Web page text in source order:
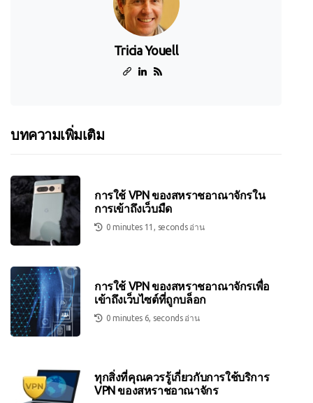
Tricia Youell
บทความเพิ่มเติม
การใช้ VPN ของสหราชอาณาจักรใน
การเข้าถึงเว็บมืด
0 minutes 11, seconds อ่าน
การใช้ VPN ของสหราชอาณาจักรเพื่อ
เข้าถึงเว็บไซต์ที่ถูกบล็อก
0 minutes 6, seconds อ่าน
ทุกสิ่งที่คุณควรรู้เกี่ยวกับการใช้บริการ
VPN ของสหราชอาณาจักร